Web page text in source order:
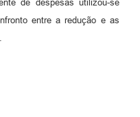
de despesas utilizou-se
entre a redução e as